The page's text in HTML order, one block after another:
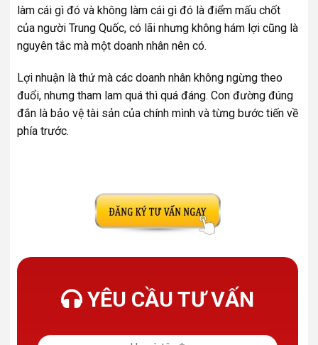
làm cái gì đó và không làm cái gì đó là điểm mấu chốt
của người Trung Quốc, có lãi nhưng không hám lợi cũng là
nguyên tắc mà một doanh nhân nên có.
Lợi nhuận là thứ mà các doanh nhân không ngừng theo
đuổi, nhưng tham lam quá thì quá đáng. Con đường đúng
đắn là bảo vệ tài sản của chính mình và từng bước tiến về
phía trước.
YÊU CẦU TƯ VẤN